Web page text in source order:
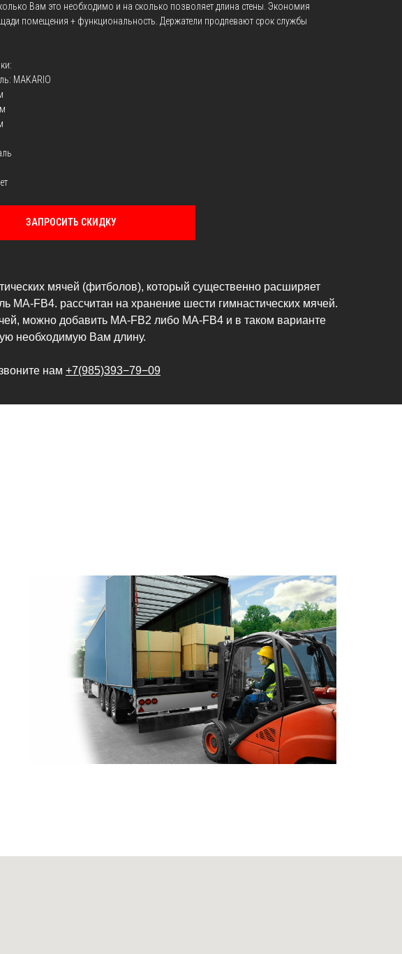
Вам это необходимо и на сколько позволяет длина стены. Экономия
помещения + функциональность. Держатели продлевают срок службы
MAKARIO
ЗАПРОСИТЬ СКИДКУ
мячей (фитболов), который существенно расширяет
FB4. рассчитан на хранение шести гимнастических мячей.
можно добавить MA-FB2 либо MA-FB4 и в таком варианте
необходимую Вам длину.
нам +7(985)393−79−09